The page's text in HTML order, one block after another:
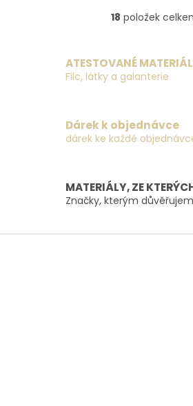
O
á
d
p
r
y
v
ý
i
18 položek
ATESTOVANÉ
Filc, látky a galanterie
Dárek k objednávce
dárek ke každé
MATERIÁLY, ZE
Značky, kterým